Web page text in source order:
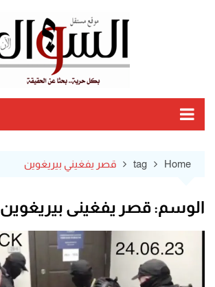
Home
tag قصر يفغيني بيريغوين
الوسم: قصر يفغيني بيريغوين